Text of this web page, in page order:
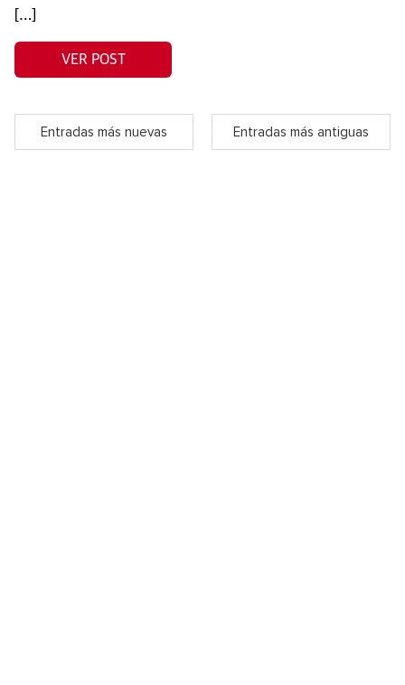
[…]
VER POST
Entradas más nuevas Entradas más antiguas